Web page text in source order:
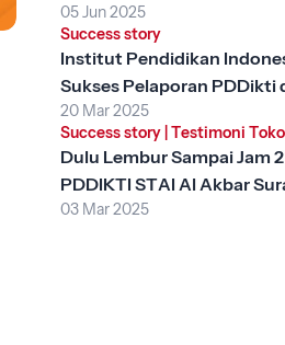
Keperawatan dengan
05 Jun 2025
Success story
Institut Pendidikan
Sukses Pelaporan PDDikti
Platform
20 Mar 2025
Success story| Testimoni
Dulu Lembur Sampai Jam
PDDIKTI STAI Al Akbar
03 Mar 2025